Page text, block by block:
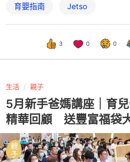
育嬰指南 Jetso
3 0 0
生活 親子
5月新手爸媽講座｜育
精華回顧 送豐富福袋